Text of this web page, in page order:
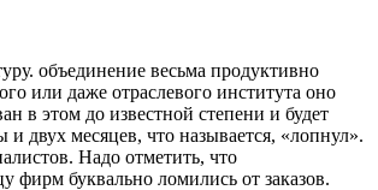
объединение весьма продуктивно
или даже отраслевого института оно
в этом до известной степени и будет
двух месяцев, что называется, «лопнул».
Надо отметить, что
фирм буквально ломились от заказов.